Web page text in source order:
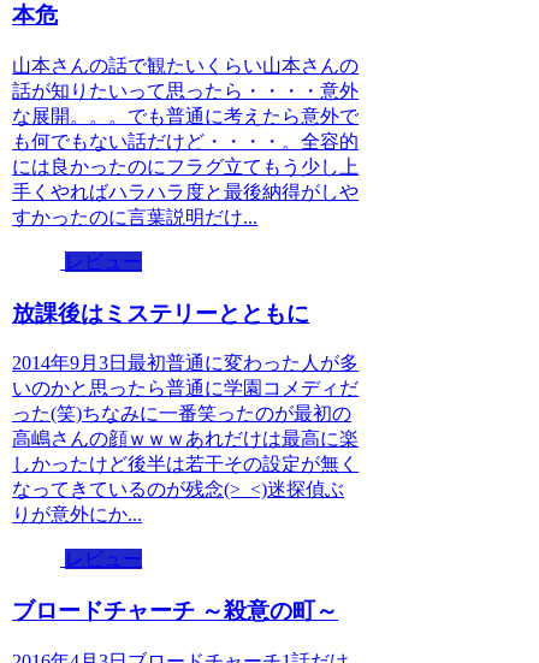
本危
山本さんの話で観たいくらい山本さんの
話が知りたいって思ったら・・・・意外
な展開。。。でも普通に考えたら意外で
も何でもない話だけど・・・・。全容的
には良かったのにフラグ立てもう少し上
手くやればハラハラ度と最後納得がしや
すかったのに言葉説明だけ...
レビュー
放課後はミステリーとともに
2014年9月3日最初普通に変わった人が多
いのかと思ったら普通に学園コメディだ
った(笑)ちなみに一番笑ったのが最初の
高嶋さんの顔ｗｗｗあれだけは最高に楽
しかったけど後半は若干その設定が無く
なってきているのが残念(>_<)迷探偵ぶ
りが意外にか...
レビュー
ブロードチャーチ ～殺意の町～